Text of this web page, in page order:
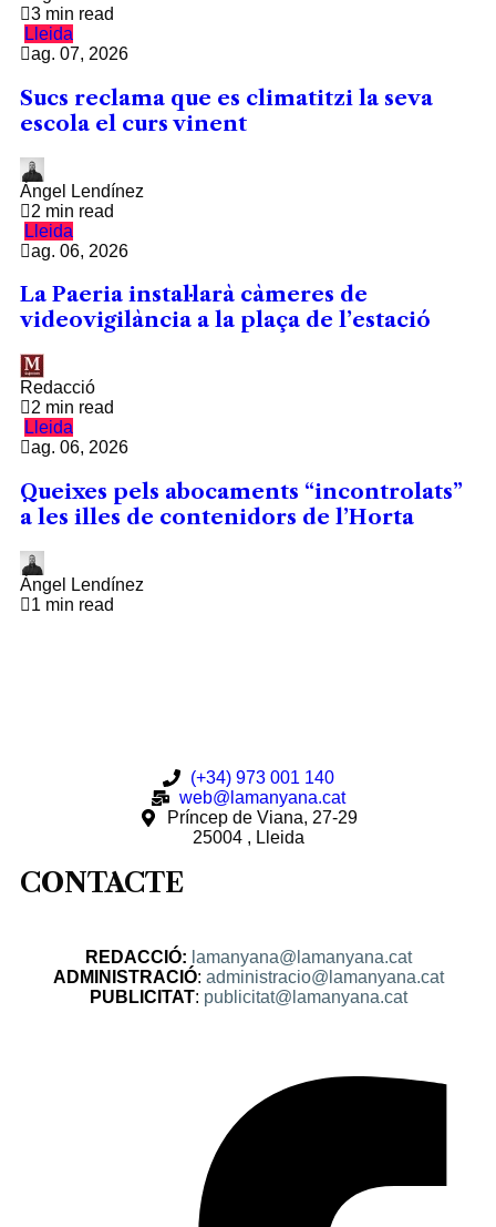
3 min read
Lleida
ag. 07, 2026
Sucs reclama que es climatitzi la seva
escola el curs vinent
Àngel Lendínez
2 min read
Lleida
ag. 06, 2026
La Paeria instal·larà càmeres de
videovigilància a la plaça de l’estació
Redacció
2 min read
Lleida
ag. 06, 2026
Queixes pels abocaments “incontrolats”
a les illes de contenidors de l’Horta
Àngel Lendínez
1 min read
(+34) 973 001 140
web@lamanyana.cat
Príncep de Viana, 27-29
25004 , Lleida
CONTACTE
REDACCIÓ: lamanyana@lamanyana.cat
ADMINISTRACIÓ: administracio@lamanyana.cat
PUBLICITAT: publicitat@lamanyana.cat